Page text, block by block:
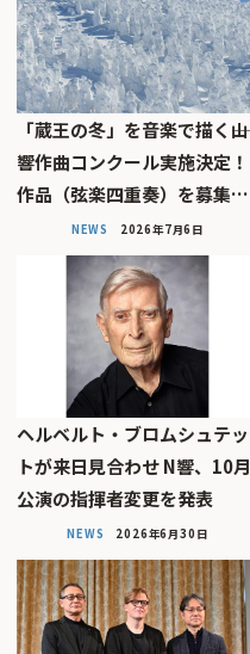
「蔵王の冬」を音楽で描く――山
響作曲コンクール実施決定！
作品（弦楽四重奏）を募集…
NEWS 2026年7月6日
ヘルベルト・ブロムシュテッ
トが来日見合わせ N響、10月
公演の指揮者変更を発表
NEWS 2026年6月30日